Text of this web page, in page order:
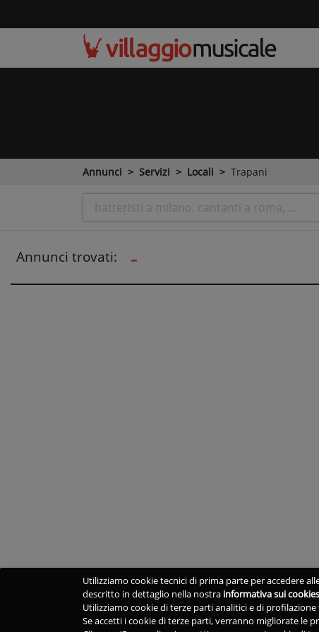
Annunci Servizi Locali Trapani
Annunci trovati:
Utilizziamo cookie tecnici di prima parte per accedere
descritto in dettaglio nella nostra informativa sui cookies
Utilizziamo cookie di terze parti analitici e di
Se accetti i cookie di terze parti, verranno migliorate le